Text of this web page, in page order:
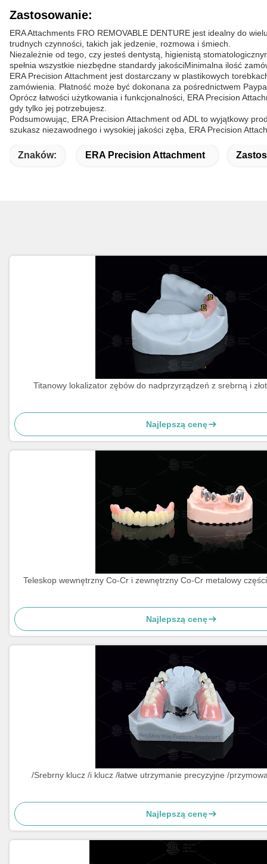
Zastosowanie:
ERA Attachments FRO REMOVABLE DENTURE jest idealny do
trudnych czynności, takich jak jedzenie, rozmowa i śmiech.
Niezależnie od tego, czy jesteś dentystą, higienistą
spełnia wszystkie niezbędne standardy jakościMinimalna ilość
ERA Precision Attachment jest dostarczany w plastikowych
zamówienia. Płatność może być dokonana za pośrednictwem
Oprócz łatwości użytkowania i funkcjonalności, ERA Precision
gdy tylko jej potrzebujesz.
Podsumowując, ERA Precision Attachment od ADL to wyjątkowy
szukasz niezawodnego i wysokiej jakości zęba, ERA Precision
Znaków: ERA Precision Attachment
Titanowy lokalizator zębów do nadprzyrządzeń z srebrną i
Najlepszą cenę
Teleskop wewnętrzny Co-Cr i zewnętrzny Co-Cr metalowy
Najlepszą cenę
/Srebrny klucz /i klucz /łatwe utrzymanie precyzyjne /
Najlepszą cenę